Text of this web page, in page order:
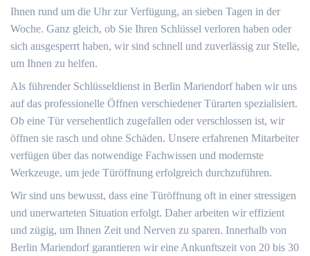
Ihnen rund um die Uhr zur Verfügung, an sieben Tagen in der
Woche. Ganz gleich, ob Sie Ihren Schlüssel verloren haben oder
sich ausgesperrt haben, wir sind schnell und zuverlässig zur Stelle,
um Ihnen zu helfen.
Als führender Schlüsseldienst in Berlin Mariendorf haben wir uns
auf das professionelle Öffnen verschiedener Türarten spezialisiert.
Ob eine Tür versehentlich zugefallen oder verschlossen ist, wir
öffnen sie rasch und ohne Schäden. Unsere erfahrenen Mitarbeiter
verfügen über das notwendige Fachwissen und modernste
Werkzeuge, um jede Türöffnung erfolgreich durchzuführen.
Wir sind uns bewusst, dass eine Türöffnung oft in einer stressigen
und unerwarteten Situation erfolgt. Daher arbeiten wir effizient
und zügig, um Ihnen Zeit und Nerven zu sparen. Innerhalb von
Berlin Mariendorf garantieren wir eine Ankunftszeit von 20 bis 30